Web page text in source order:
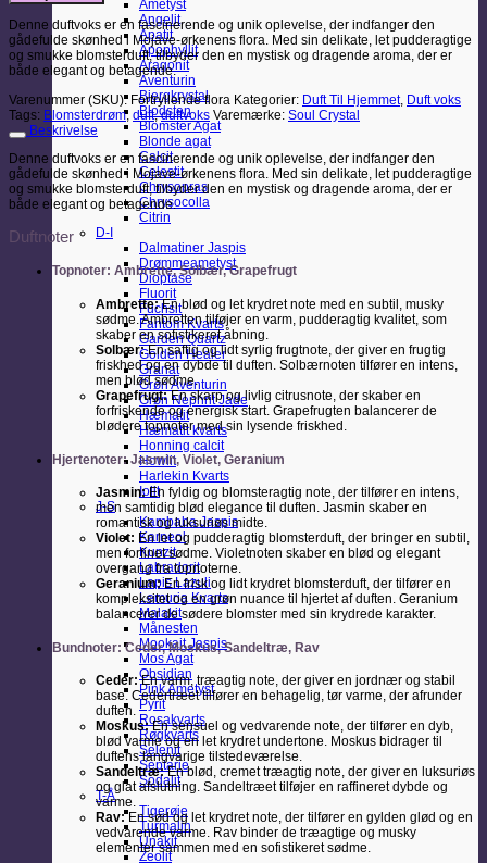
Ametyst
Angelit
Apatit
Apophyllit
Aragonit
Aventurin
Bjergkrystal
Blodsten
Blomster Agat
Blonde agat
Calcit
Celestit
Chrysopras
Chrysocolla
Citrin
D-I
Dalmatiner Jaspis
Drømmeametyst
Dioptase
Fluorit
Fuchsit
Fantom Kvarts
Garden Quartz
Golden Healer
Granat
Grøn Aventurin
Grøn Nephrit Jade
Hæmatit
Hæmatit kvarts
Honning calcit
Howlit
Harlekin Kvarts
Iolit
J-S
Kambaba Jaspis
Karneol
Kunzit
Labradorit
Lapis Lazuli
Lemuria Kvarts
Malakit
Månesten
Mookait Jaspis
Mos Agat
Obsidian
Pink Ametyst
Pyrit
Rosakvarts
Røgkvarts
Selenit
Septarie
Sodalit
T-Å
Tigerøje
Turmalin
Unakit
Zeolit
antal
Denne duftvoks er en fascinerende og unik oplevelse, der indfanger den
gådefulde skønhed i Mojave-ørkenens flora. Med sin delikate, let pudderagtige
og smukke blomsterduft, tilbyder den en mystisk og dragende aroma, der er
både elegant og betagende.
Varenummer (SKU): Fortryllende flora Kategorier: Duft Til Hjemmet, Duft voks
Tags: Blomsterdrøm, duft,duftvoks Varemærke: Soul Crystal
Beskrivelse
Denne duftvoks er en fascinerende og unik oplevelse, der indfanger den
gådefulde skønhed i Mojave-ørkenens flora. Med sin delikate, let pudderagtige
og smukke blomsterduft, tilbyder den en mystisk og dragende aroma, der er
både elegant og betagende.
Duftnoter
Topnoter: Ambrette, Solbær, Grapefrugt
Ambrette:En blød og let krydret note med en subtil, musky
sødme. Ambretten tilføjer en varm, pudderagtig kvalitet, som
skaber en sofistikeret åbning.
Solbær:En saftig og lidt syrlig frugtnote, der giver en frugtig
friskhed og en dybde til duften. Solbærnoten tilfører en intens,
men blød sødme.
Grapefrugt:En skarp og livlig citrusnote, der skaber en
forfriskende og energisk start. Grapefrugten balancerer de
blødere topnoter med sin lysende friskhed.
Hjertenoter: Jasmin, Violet, Geranium
Jasmin:En fyldig og blomsteragtig note, der tilfører en intens,
men samtidig blød elegance til duften. Jasmin skaber en
romantisk og luksuriøs midte.
Violet: En let og pudderagtig blomsterduft, der bringer en subtil,
men forfinet sødme. Violetnoten skaber en blød og elegant
overgang fra topnoterne.
Geranium:En frisk og lidt krydret blomsterduft, der tilfører en
kompleksitet og en grøn nuance til hjertet af duften. Geranium
balancerer de sødere blomster med sin krydrede karakter.
Bundnoter: Ceder, Moskus, Sandeltræ, Rav
Ceder:En varm, træagtig note, der giver en jordnær og stabil
base. Cedertræet tilfører en behagelig, tør varme, der afrunder
duften.
Moskus:En sensuel og vedvarende note, der tilfører en dyb,
blød varme og en let krydret undertone. Moskus bidrager til
duftens langvarige tilstedeværelse.
Sandeltræ:En blød, cremet træagtig note, der giver en luksuriøs
og glat afslutning. Sandeltræet tilføjer en raffineret dybde og
varme.
Rav:En sød og let krydret note, der tilfører en gylden glød og en
vedvarende varme. Rav binder de træagtige og musky
elementer sammen med en sofistikeret sødme.